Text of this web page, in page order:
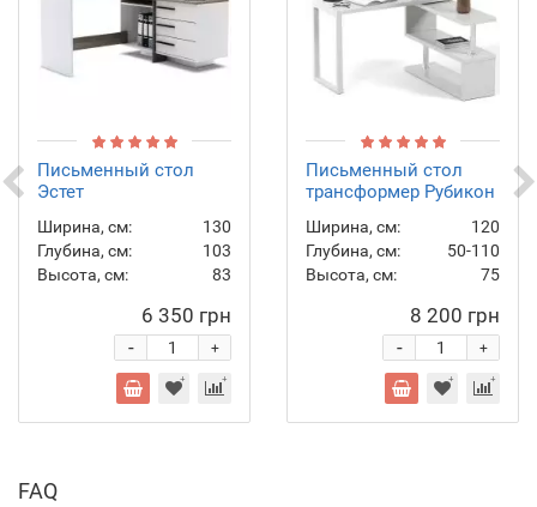
Письменный стол
Эстет
Ширина, см:
130
Глубина, см:
103
Высота, см:
83
6 350 грн
+
-
Письменный стол
трансформер Рубикон
Ширина, см:
120
Глубина, см:
50-110
Высота, см:
75
8 200 грн
+
-
FAQ